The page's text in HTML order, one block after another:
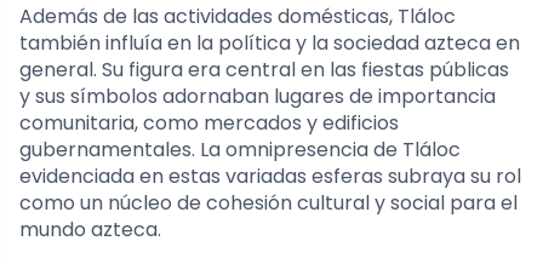
Además de las actividades domésticas, Tláloc
también influía en la política y la sociedad azteca en
general. Su figura era central en las fiestas públicas
y sus símbolos adornaban lugares de importancia
comunitaria, como mercados y edificios
gubernamentales. La omnipresencia de Tláloc
evidenciada en estas variadas esferas subraya su rol
como un núcleo de cohesión cultural y social para el
mundo azteca.